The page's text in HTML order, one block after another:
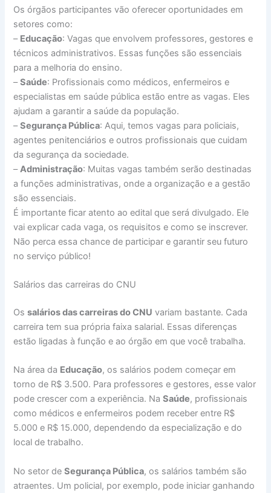
Os órgãos participantes vão oferecer oportunidades em
setores como:
– Educação: Vagas que envolvem professores, gestores e
técnicos administrativos. Essas funções são essenciais
para a melhoria do ensino.
–Saúde: Profissionais como médicos, enfermeiros e
especialistas em saúde pública estão entre as vagas. Eles
ajudam a garantir a saúde da população.
–Segurança Pública: Aqui, temos vagas para policiais,
agentes penitenciários e outros profissionais que cuidam
da segurança da sociedade.
–Administração: Muitas vagas também serão destinadas
a funções administrativas, onde a organização e a gestão
são essenciais.
É importante ficar atento ao edital que será divulgado. Ele
vai explicar cada vaga, os requisitos e como se inscrever.
Não perca essa chance de participar e garantir seu futuro
no serviço público!
Salários das carreiras do CNU
Ossalários das carreiras do CNU variam bastante. Cada
carreira tem sua própria faixa salarial. Essas diferenças
estão ligadas à função e ao órgão em que você trabalha.
Na área da Educação, os salários podem começar em
torno de R$ 3.500. Para professores e gestores, esse valor
pode crescer com a experiência. NaSaúde, profissionais
como médicos e enfermeiros podem receber entre R$
5.000 e R$ 15.000, dependendo da especialização e do
local de trabalho.
No setor deSegurança Pública, os salários também são
atraentes. Um policial, por exemplo, pode iniciar ganhando